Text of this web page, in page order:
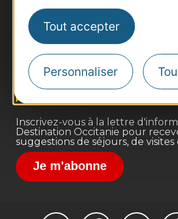
Tout accepter
Personnaliser
Thermalisme
Business/Mice
Pros d'Occitanie
Site presse et d'influence
Voyagistes
Inscrivez-vous à la lettre
Destination Occitanie pour
suggestions de séjours, de visites
Je m'abonne